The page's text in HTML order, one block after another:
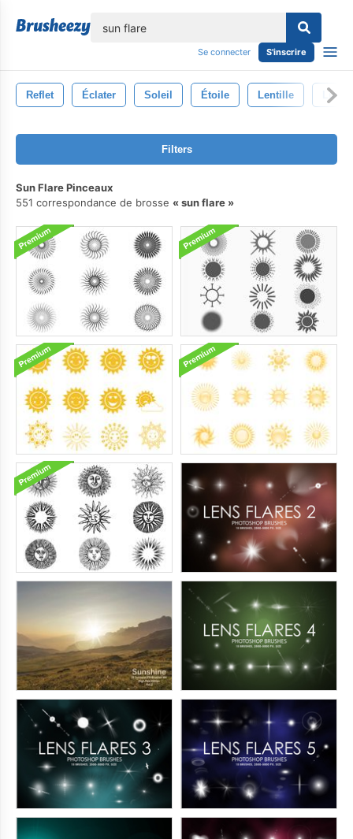
Se connecter S'inscrire
Reflet Éclater Soleil Étoile Lentille Lueur
Filters
Sun Flare Pinceaux
551 correspondance de brosse
sun flare